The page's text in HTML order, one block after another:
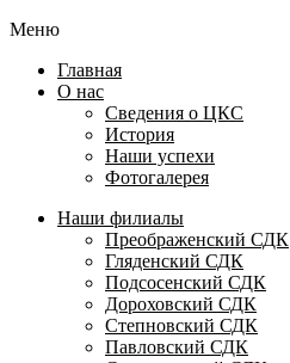
Меню
Главная
О нас
Сведения о ЦКС
История
Наши успехи
Фотогалерея
Наши филиалы
Преображенский СДК
Гляденский СДК
Подсосенский СДК
Дороховский СДК
Степновский СДК
Павловский СДК